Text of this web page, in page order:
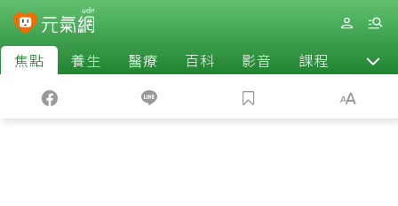
焦點 養生 醫療 百科 影音 課程 退休